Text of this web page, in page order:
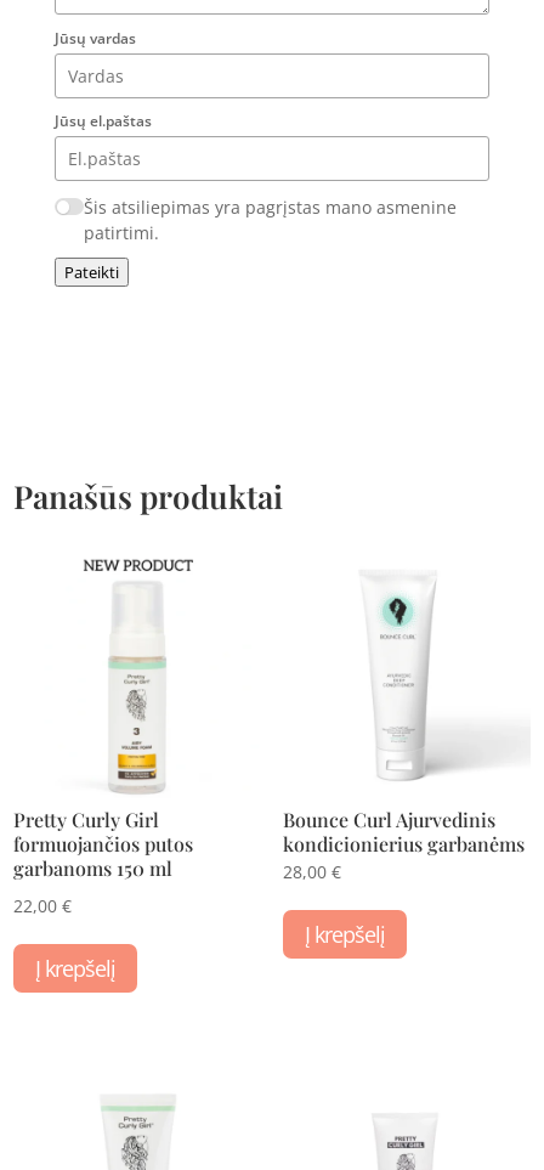
Jūsų vardas
Jūsų el.paštas
Šis atsiliepimas yra pagrįstas mano asmenine
patirtimi.
Pateikti
Panašūs produktai
Pretty Curly Girl
formuojančios putos
garbanoms 150 ml
22,00€
Į krepšelį
Bounce Curl Ajurvedinis
kondicionierius garbanėms
28,00 €
Į krepšelį